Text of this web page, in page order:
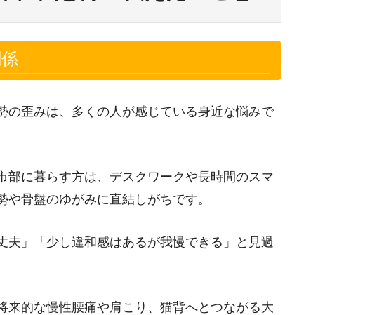
の歪みは、多くの人が感じている身近な悩みで
部に暮らす方は、デスクワークや長時間のスマ
骨盤のゆがみに直結しがちです。
夫」「少し違和感はあるが我慢できる」と見過
的な慢性腰痛や肩こり、猫背へとつながる大